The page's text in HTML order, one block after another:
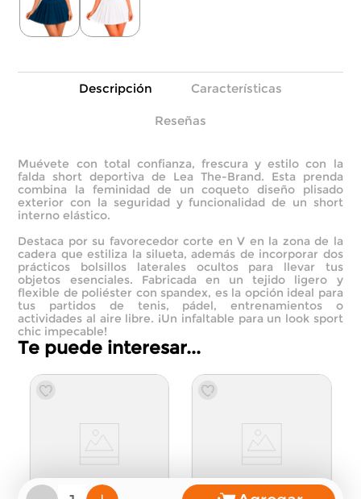
Descripción Características
Reseñas
Muévete con total confianza, frescura y estilo con la
falda short deportiva de Lea The-Brand. Esta prenda
combina la feminidad de un coqueto diseño plisado
exterior con la seguridad y funcionalidad de un short
interno elástico.
Destaca por su favorecedor corte en V en la zona de la
cadera que estiliza la silueta, además de incorporar dos
prácticos bolsillos laterales ocultos para llevar tus
objetos esenciales. Fabricada en un tejido ligero y
flexible de poliéster con spandex, es la opción ideal para
tus partidos de tenis, pádel, entrenamientos o
actividades al aire libre. ¡Un infaltable para un look sport
chic impecable!
Te puede interesar...